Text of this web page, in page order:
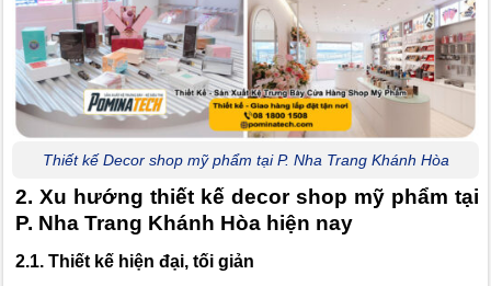
Thiết kế Decor shop mỹ phẩm tại P. Nha Trang Khánh Hòa
2. Xu hướng thiết kế decor shop mỹ phẩm tại
P. Nha Trang Khánh Hòa hiện nay
2.1. Thiết kế hiện đại, tối giản